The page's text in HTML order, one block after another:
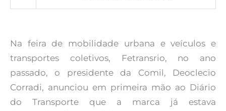
Na feira de mobilidade urbana e veículos e
transportes coletivos, Fetransrio, no ano
passado, o presidente da Comil, Deoclecio
Corradi, anunciou em primeira mão ao Diário
do Transporte que a marca já estava